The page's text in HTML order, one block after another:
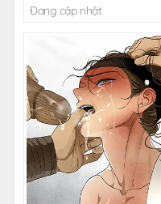
Đang cập nhật